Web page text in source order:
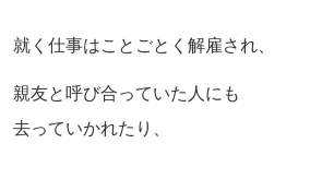
就く仕事はことごとく解雇され、
親友と呼び合っていた人にも
去っていかれたり、